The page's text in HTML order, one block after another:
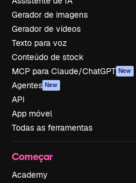
Gerador de imagens
Gerador de vídeos
Texto para voz
Conteúdo de stock
MCP para Claude/ChatGPT New
Agentes New
API
App móvel
Todas as ferramentas
Começar
Academy